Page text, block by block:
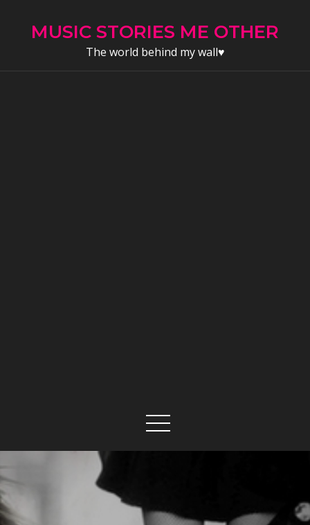
MUSIC STORIES ME OTHER
The world behind my wall♥